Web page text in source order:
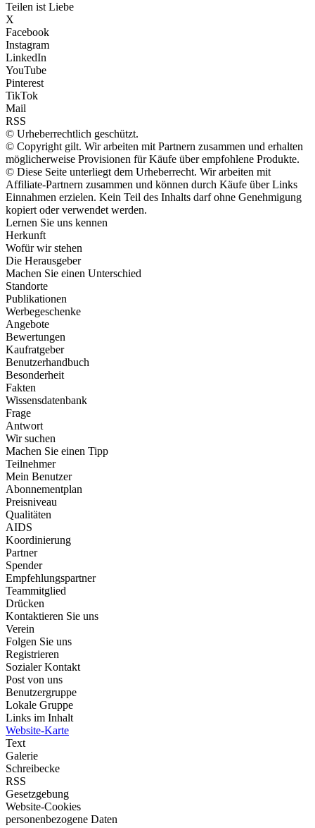
Teilen ist Liebe
X
Facebook
Instagram
LinkedIn
YouTube
Pinterest
TikTok
Mail
RSS
© Urheberrechtlich geschützt.
© Copyright gilt. Wir arbeiten mit Partnern zusammen und erhalten
möglicherweise Provisionen für Käufe über empfohlene Produkte.
© Diese Seite unterliegt dem Urheberrecht. Wir arbeiten mit
Affiliate-Partnern zusammen und können durch Käufe über Links
Einnahmen erzielen. Kein Teil des Inhalts darf ohne Genehmigung
kopiert oder verwendet werden.
Lernen Sie uns kennen
Herkunft
Wofür wir stehen
Die Herausgeber
Machen Sie einen Unterschied
Standorte
Publikationen
Werbegeschenke
Angebote
Bewertungen
Kaufratgeber
Benutzerhandbuch
Besonderheit
Fakten
Wissensdatenbank
Frage
Antwort
Wir suchen
Machen Sie einen Tipp
Teilnehmer
Mein Benutzer
Abonnementplan
Preisniveau
Qualitäten
AIDS
Koordinierung
Partner
Spender
Empfehlungspartner
Teammitglied
Drücken
Kontaktieren Sie uns
Verein
Folgen Sie uns
Registrieren
Sozialer Kontakt
Post von uns
Benutzergruppe
Lokale Gruppe
Links im Inhalt
Website-Karte
Text
Galerie
Schreibecke
RSS
Gesetzgebung
Website-Cookies
personenbezogene Daten